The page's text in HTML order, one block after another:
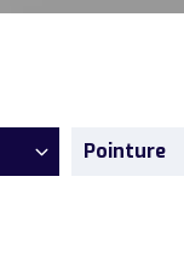
Pointure